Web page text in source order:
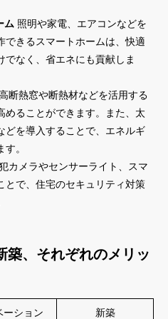
ム 照明や家電、エアコンなどを
できるスマートホームは、快適
なく、省エネにも貢献しま
断熱窓や断熱材などを活用する
めることができます。また、太
どを導入することで、エネルギ
。
カメラやセンサーライト、スマ
とで、住宅のセキュリティ対策
築、それぞれのメリッ
ーション 新築